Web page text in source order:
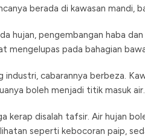
berada di kawasan mandi,
hujan, pengembangan haba
mengelupas pada bahagian
cabarannya berbeza.
boleh menjadi titik masuk
kerap disalah tafsir. Air hujan
seperti kebocoran paip,